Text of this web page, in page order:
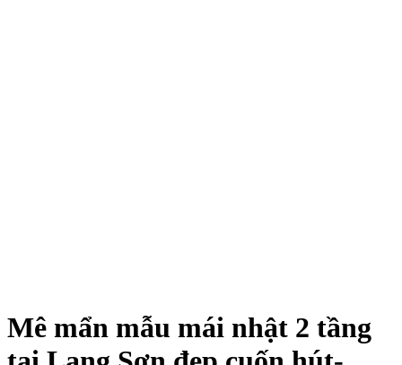
Mê mẩn mẫu mái nhật 2 tầng